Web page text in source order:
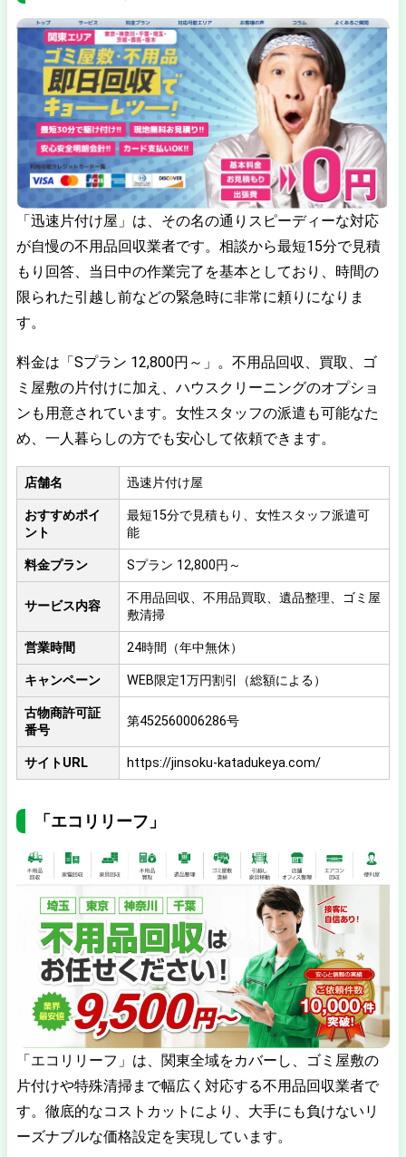
「迅速片付け屋」は、その名の通りスピーディーな対応
が自慢の不用品回収業者です。相談から最短15分で見積
もり回答、当日中の作業完了を基本としており、時間の
限られた引越し前などの緊急時に非常に頼りになりま
す。
料金は「Sプラン 12,800円～」。不用品回収、買取、ゴ
ミ屋敷の片付けに加え、ハウスクリーニングのオプショ
ンも用意されています。女性スタッフの派遣も可能なた
め、一人暮らしの方でも安心して依頼できます。
店舗名 迅速片付け屋
おすすめポイ
ント
最短15分で見積もり、女性スタッフ派遣可
能
料金プラン Sプラン 12,800円～
サービス内容
不用品回収、不用品買取、遺品整理、ゴミ屋
敷清掃
営業時間 24時間（年中無休）
キャンペーン WEB限定1万円割引（総額による）
古物商許可証
番号
第452560006286号
サイトURL https://jinsoku-katadukeya.com/
「エコリリーフ」
「エコリリーフ」は、関東全域をカバーし、ゴミ屋敷の
片付けや特殊清掃まで幅広く対応する不用品回収業者で
す。徹底的なコストカットにより、大手にも負けないリ
ーズナブルな価格設定を実現しています。